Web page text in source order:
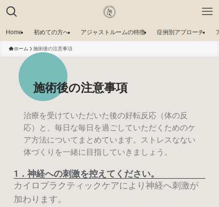
Home 初めての方へ アジャストルームの特徴 症例別アプローチ
ホーム 施術後の注意事項
施術後の注意事項
治療を受けていただいた後の好転反応（体の反
応）と、毎日な毎日を過ごしていただくためのケ
ア方法についてまとめています。ストレスなない
体づくりを一緒に目指していきましょう。
1．神経への刺激を控えてください。
カイロプラクティックケアにより神経へ刺激が
加わります。